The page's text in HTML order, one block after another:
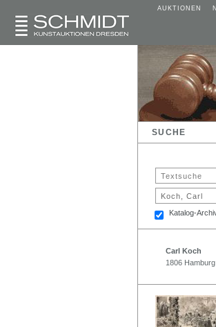
AUKTIONEN
SUCHE
Katalog-
Carl Koch
1806